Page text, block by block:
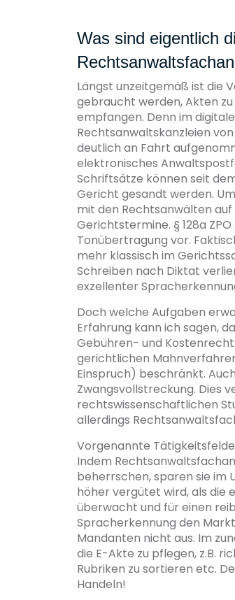
Was sind eigentlich
Längst unzeitgemäß ist die
gebraucht werden, Akten
empfangen. Denn im
Rechtsanwaltskanzleien
deutlich an Fahrt
elektronisches
Schriftsätze können seit
Gericht gesandt werden.
mit den Rechtsanwälten
Gerichtstermine. § 128a
Tonübertragung vor.
mehr klassisch im
Schreiben nach Diktat
exzellenter
Doch welche Aufgaben
Erfahrung kann ich sagen,
Gebühren- und
gerichtlichen
Einspruch) beschränkt.
Zwangsvollstreckung. Dies
rechtswissenschaftlichen
allerdings
Vorgenannte
Indem
beherrschen, sparen sie im
höher vergütet wird, als die
überwacht und für einen
Spracherkennung den
Mandanten nicht aus. Im
die E-Akte zu pflegen, z.B.
Rubriken zu sortieren etc.
Handeln!